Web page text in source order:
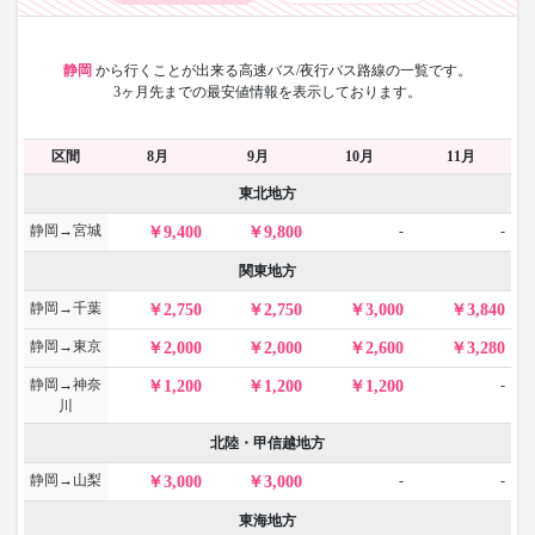
静岡 から行くことが出来る高速バス/夜行バス路線の一覧です。
3ヶ月先までの最安値情報を表示しております。
区間 8月 9月 10月 11月
東北地方
静岡→宮城 9,400 9,800 - -
関東地方
静岡→千葉 2,750 2,750 3,000 3,840
静岡→東京 2,000 2,000 2,600 3,280
静岡→神奈
川
1,200 1,200 1,200 -
北陸・甲信越地方
静岡→山梨 3,000 3,000 - -
東海地方